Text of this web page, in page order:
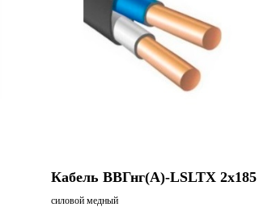
Кабель ВВГнг(А)-LSLTХ 2х185
силовой медный